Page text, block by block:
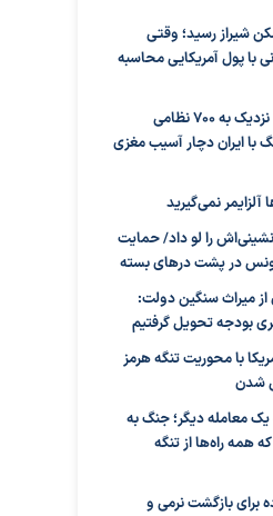
شیراز رسید؛ وقتی
با پول آمریکایی محاسبه
آسوشیتدپرس: نزدیک به ۷۰۰ نظامی
با ایران دچار آسیب مغزی
آلزایمر نمی‌گیرید
را لو داد/ حمایت
در پشت درهای بسته
از میراث سنگین دولت:
با محوریت تنگه هرمز
شدن
یک معامله دیگر؛ جنگ به
همه راه‌ها از تنگه
برای بازگشت نرمی و